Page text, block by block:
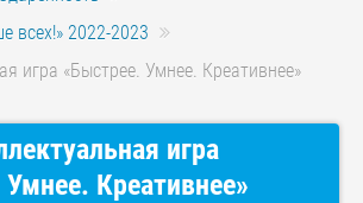
всех!» 2022-2023
игра «Быстрее. Умнее. Креативнее»
игра
Креативнее»